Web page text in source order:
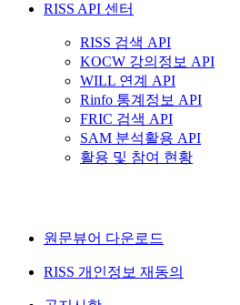
RISS API 센터
RISS 검색 API
KOCW 강의정보 API
WILL 연계 API
Rinfo 통계정보 API
FRIC 검색 API
SAM 분석활용 API
활용 및 참여 현황
원문뷰어 다운로드
RISS 개인정보 재동의